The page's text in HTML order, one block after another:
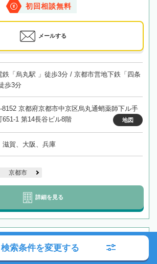
初回相談無料
メールする
鉄「烏丸駅 」徒歩3分 / 京都市営地下鉄「四条
歩3分
8152 京都府京都市中京区烏丸通蛸薬師下ル手
651-1 第14長谷ビル8階
地図
滋賀、大阪、兵庫
京都市
詳細を見る
分】お気持ちに寄り添いながら、相続ト
合的にサポートいたします
検索条件を変更する